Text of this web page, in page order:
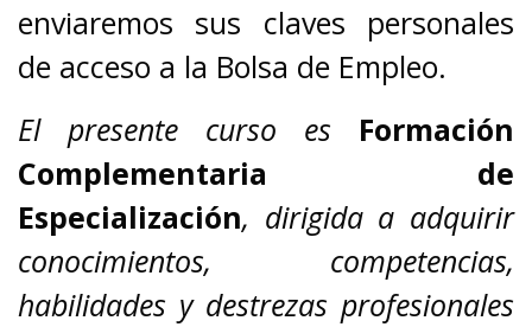
enviaremos sus claves personales
de acceso a la Bolsa de Empleo.
El presente curso es Formación
Complementaria de
Especialización, dirigida a adquirir
conocimientos, competencias,
habilidades y destrezas profesionales